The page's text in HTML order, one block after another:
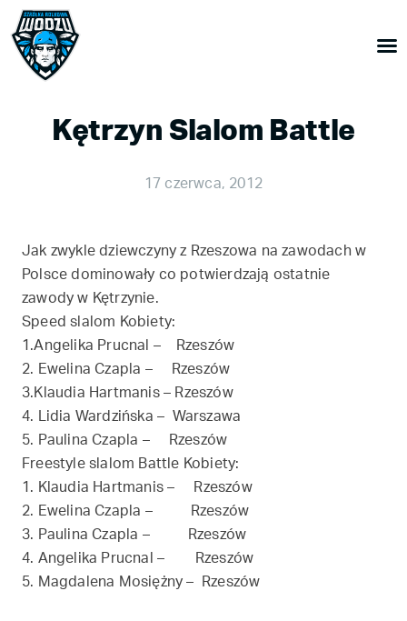
Kętrzyn Slalom Battle
17 czerwca, 2012
Jak zwykle dziewczyny z Rzeszowa na zawodach w
Polsce dominowały co potwierdzają ostatnie
zawody w Kętrzynie.
Speed slalom Kobiety:
1.Angelika Prucnal – Rzeszów
2. Ewelina Czapla – Rzeszów
3.Klaudia Hartmanis – Rzeszów
4. Lidia Wardzińska – Warszawa
5. Paulina Czapla – Rzeszów
Freestyle slalom Battle Kobiety:
1. Klaudia Hartmanis – Rzeszów
2. Ewelina Czapla – Rzeszów
3. Paulina Czapla – Rzeszów
4. Angelika Prucnal – Rzeszów
5. Magdalena Mosiężny – Rzeszów